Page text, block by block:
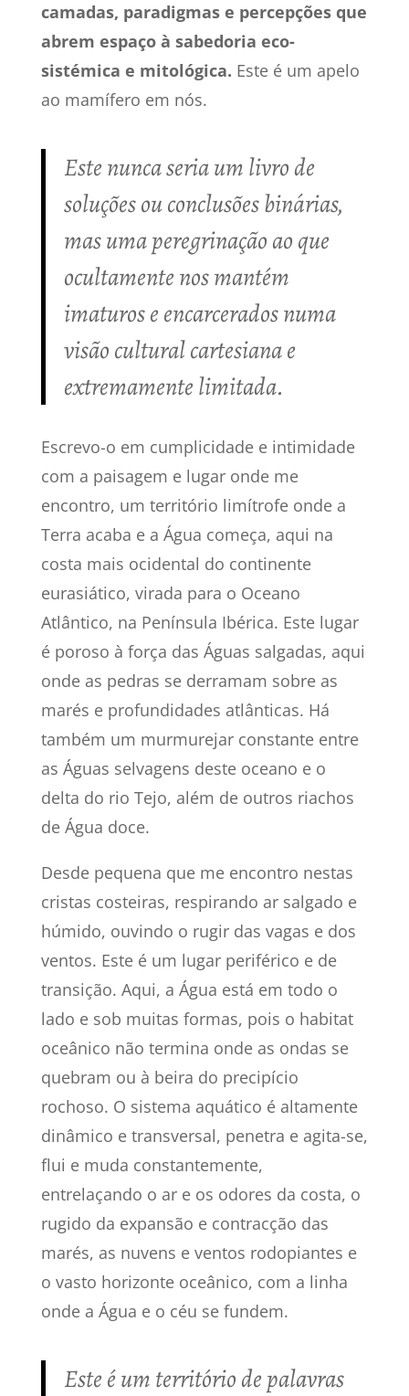
camadas, paradigmas e percepções que
abrem espaço à sabedoria eco-
sistémica e mitológica. Este é um apelo
ao mamífero em nós.
Este nunca seria um livro de
soluções ou conclusões binárias,
mas uma peregrinação ao que
ocultamente nos mantém
imaturos e encarcerados numa
visão cultural cartesiana e
extremamente limitada.
Escrevo-o em cumplicidade e intimidade
com a paisagem e lugar onde me
encontro, um território limítrofe onde a
Terra acaba e a Água começa, aqui na
costa mais ocidental do continente
eurasiático, virada para o Oceano
Atlântico, na Península Ibérica. Este lugar
é poroso à força das Águas salgadas, aqui
onde as pedras se derramam sobre as
marés e profundidades atlânticas. Há
também um murmurejar constante entre
as Águas selvagens deste oceano e o
delta do rio Tejo, além de outros riachos
de Água doce.
Desde pequena que me encontro nestas
cristas costeiras, respirando ar salgado e
húmido, ouvindo o rugir das vagas e dos
ventos. Este é um lugar periférico e de
transição. Aqui, a Água está em todo o
lado e sob muitas formas, pois o habitat
oceânico não termina onde as ondas se
quebram ou à beira do precipício
rochoso. O sistema aquático é altamente
dinâmico e transversal, penetra e agita-se,
flui e muda constantemente,
entrelaçando o ar e os odores da costa, o
rugido da expansão e contracção das
marés, as nuvens e ventos rodopiantes e
o vasto horizonte oceânico, com a linha
onde a Água e o céu se fundem.
Este é um território de palavras